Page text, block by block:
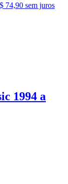
74,90 sem juros
1994 a